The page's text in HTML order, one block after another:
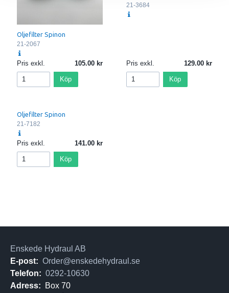
Oljefilter Spinon
21-2067
Pris exkl. 105.00
Köp
21-3684
Pris exkl. 129.00
Köp
Oljefilter Spinon
21-7182
Pris exkl. 141.00
Köp
Enskede Hydraul AB
E-post: Order@enskedehydraul.se
Telefon: 0292-10630
Adress:
Box 70